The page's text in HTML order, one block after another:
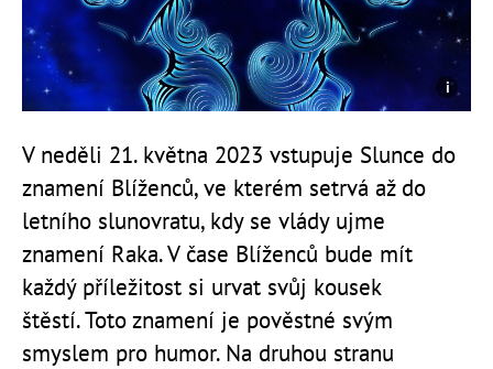
V neděli 21. května 2023 vstupuje Slunce do
znamení Blíženců, ve kterém setrvá až do
letního slunovratu, kdy se vlády ujme
znamení Raka. V čase Blíženců bude mít
každý příležitost si urvat svůj kousek
štěstí.Toto znamení je pověstné svým
smyslem pro humor. Na druhou stranu